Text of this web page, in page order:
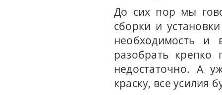
До сих пор мы
сборки и
необходимость и
разобрать крепко
недостаточно. А
краску, все усилия